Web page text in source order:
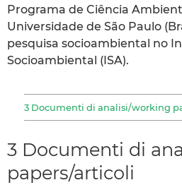
Programa de Ciência
Universidade de São Paulo
pesquisa socioambiental no
Socioambiental (ISA).
3 Documenti di analisi/working
3 Documenti di
papers/articoli